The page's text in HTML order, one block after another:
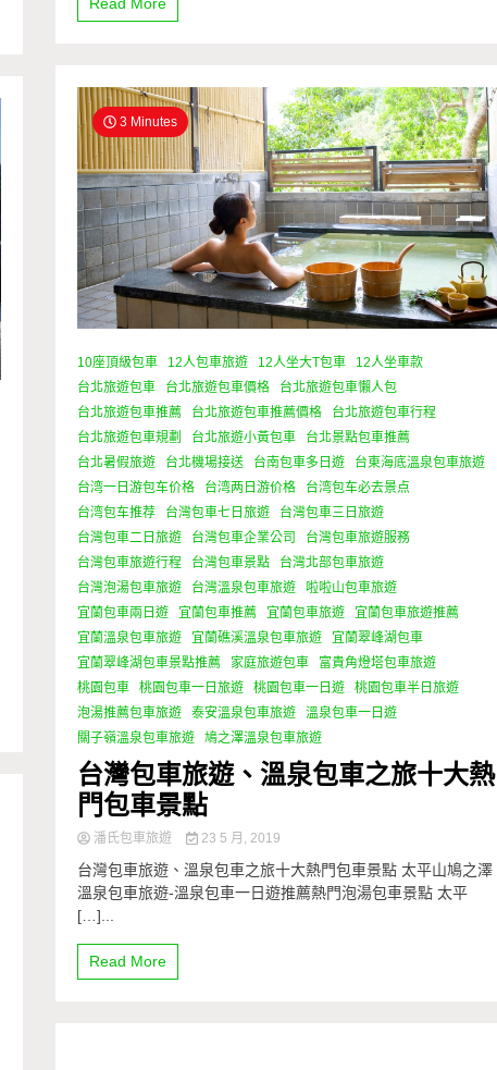
3 Minutes
10座頂級包車 12人包車旅遊 12人坐大T包車
12人坐車款
台北旅遊包車
台北旅遊包車價格
台北旅遊包車懶人包
台北旅遊包車推薦
台北旅遊包車推薦價格
台北旅遊包車行程
台北旅遊包車規劃
台北旅遊小黃包車
台北景點包車推薦
台北暑假旅遊
台北機場接送 台南包車多日遊
台東海底溫泉包車旅遊
台湾一日游包车价格
台湾两日游价格
台湾包车必去景点
台湾包车推荐
台灣包車七日旅遊
台灣包車三日旅遊
台灣包車二日旅遊
台灣包車企業公司
台灣包車旅遊服務
台灣包車旅遊行程
台灣包車景點
台灣北部包車旅遊
台灣泡湯包車旅遊
台灣溫泉包車旅遊
啦啦山包車旅遊
宜蘭包車兩日遊
宜蘭包車推薦 宜蘭包車旅遊
宜蘭包車旅遊推薦
宜蘭溫泉包車旅遊
宜蘭礁溪溫泉包車旅遊
宜蘭翠峰湖包車
宜蘭翠峰湖包車景點推薦
家庭旅遊包車
富貴角燈塔包車旅遊
桃園包車
桃園包車一日旅遊 桃園包車一日遊
桃園包車半日旅遊
泡湯推薦包車旅遊
泰安溫泉包車旅遊
溫泉包車一日遊
關子嶺溫泉包車旅遊
鳩之澤溫泉包車旅遊
台灣包車旅遊、溫泉包車之旅十大熱
門包車景點
潘氏包車旅遊 23 5 月, 2019
台灣包車旅遊、溫泉包車之旅十大熱門包車景點 太平山鳩之澤
溫泉包車旅遊-溫泉包車一日遊推薦熱門泡湯包車景點 太平
[…]...
Read More